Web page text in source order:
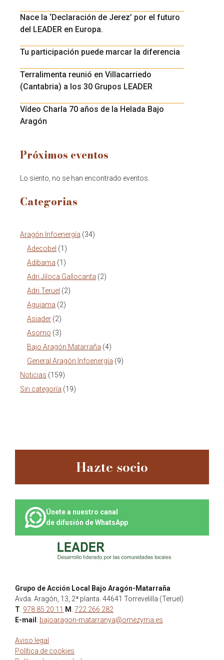
Nace la ‘Declaración de Jerez’ por el futuro
del LEADER en Europa.
Tu participación puede marcar la diferencia
Terralimenta reunió en Villacarriedo
(Cantabria) a los 30 Grupos LEADER
Vídeo Charla 70 años de la Helada Bajo
Aragón
Próximos eventos
Lo siento, no se han encontrado eventos.
Categorias
Aragón Infoenergía (34)
Adecobel (1)
Adibama (1)
Adri Jiloca Gallocanta (2)
Adri Teruel (2)
Agujama (2)
Asiader (2)
Asomo (3)
Bajo Aragón Matarraña (4)
General Aragón Infoenergía (9)
Noticias (159)
Sin categoría (19)
Hazte socio
Únete a nuestro canal
de difusión de WhatsApp
Grupo de Acción Local Bajo Aragón-Matarraña
Avda. Aragón, 13, 2ª planta. 44641 Torrevelilla (Teruel)
T 978 85 20 11 M 722 266 282
E-mail: bajoaragon-matarranya@omezyma.es
Aviso legal
Política de cookies